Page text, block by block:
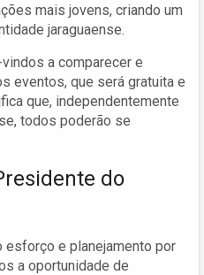
mais jovens, criando um
jaraguaense.
a comparecer e
eventos, que será gratuita e
que, independentemente
todos poderão se
do
esforço e planejamento por
a oportunidade de